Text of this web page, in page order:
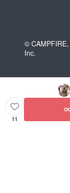
© CAMPFIRE,
Inc.
11